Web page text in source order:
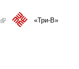
(link is external)«Три-В»